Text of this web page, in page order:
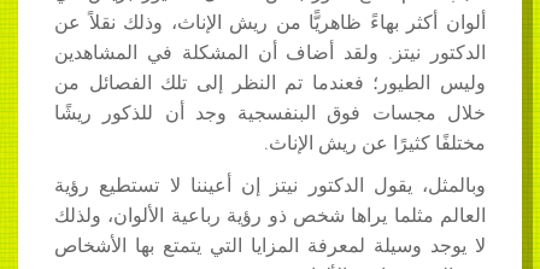
ألوان أكثر بهاءً ظاهريًّا من ريش الإناث، وذلك نقلاً عن
الدكتور نيتز. ولقد أضاف أن المشكلة في المشاهدين
وليس الطيور؛ فعندما تم النظر إلى تلك الفصائل من
خلال مجسات فوق البنفسجية وجد أن للذكور ريشًا
مختلفًا كثيرًا عن ريش الإناث.
وبالمثل، يقول الدكتور نيتز إن أعيننا لا تستطيع رؤية
العالم مثلما يراها شخص ذو رؤية رباعية الألوان، ولذلك
لا يوجد وسيلة لمعرفة المزايا التي يتمتع بها الأشخاص